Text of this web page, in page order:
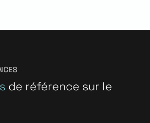
de référence sur le